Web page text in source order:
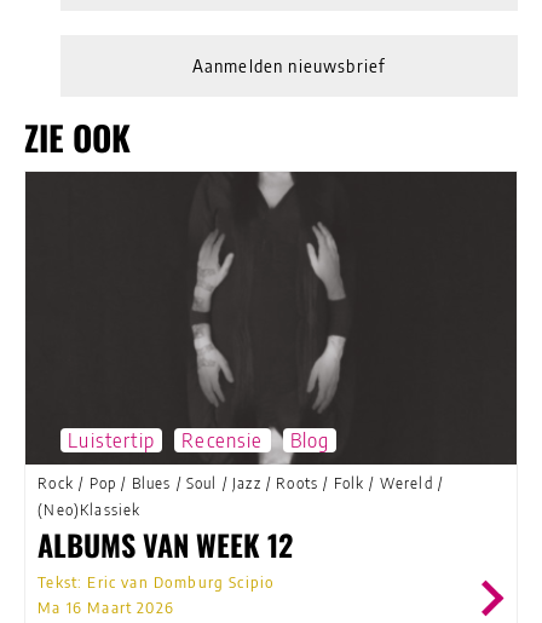
Aanmelden nieuwsbrief
ZIE OOK
Luistertip Recensie Blog
Rock / Pop / Blues / Soul / Jazz / Roots / Folk / Wereld /
(Neo)Klassiek
ALBUMS VAN WEEK 12
Tekst: Eric van Domburg Scipio
Ma 16 Maart 2026